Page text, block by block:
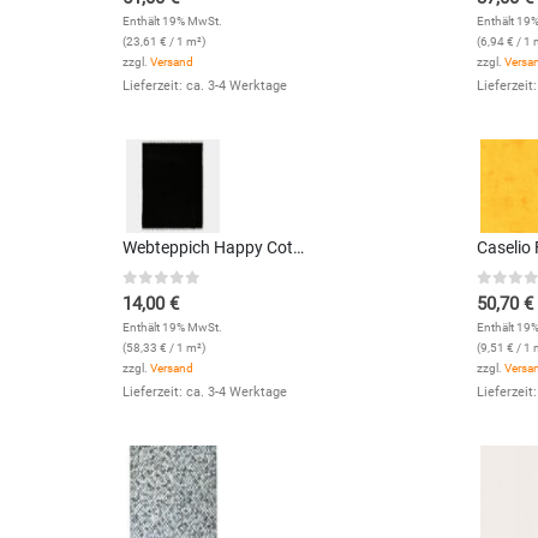
Enthält 19% MwSt.
(23,61 € / 1 m²)
zzgl. Versand
Lieferzeit: ca. 3-4 Werktage
Webteppich Happy Cotton Uni (Schwarz; 40 x 60 cm)
0 out of 5
14,00€
Enthält 19% MwSt.
(58,33 € / 1 m²)
zzgl. Versand
Lieferzeit: ca. 3-4 Werktage
Enthält
(6,94€ / 1
zzgl.
0out
50,70€
Enthält
(9,51 € / 1
zzgl.